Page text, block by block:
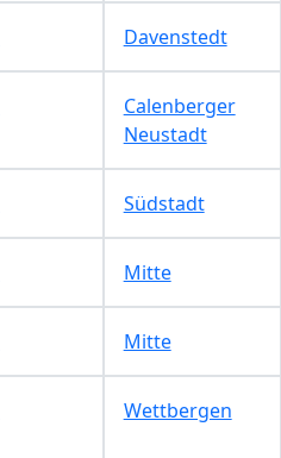
Davenstedt
Calenberger
Neustadt
Südstadt
Mitte
Mitte
Wettbergen